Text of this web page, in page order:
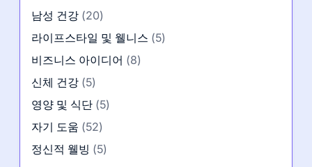
남성 건강 (20)
라이프스타일 및 웰니스 (5)
비즈니스 아이디어 (8)
신체 건강 (5)
영양 및 식단 (5)
자기 도움 (52)
정신적 웰빙 (5)